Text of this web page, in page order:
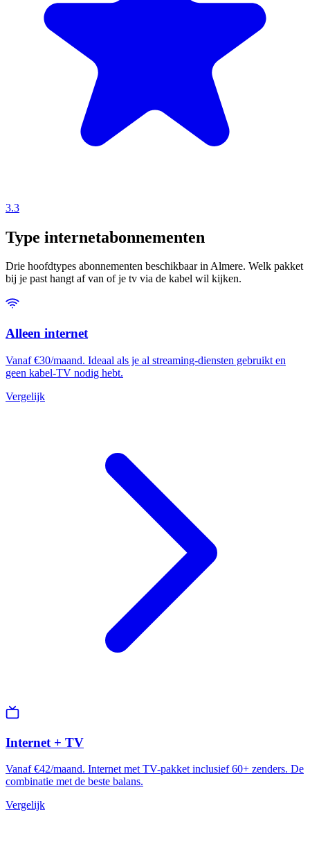
3.3
Type internetabonnementen
Drie hoofdtypes abonnementen beschikbaar in Almere. Welk pakket
bij je past hangt af van of je tv via de kabel wil kijken.
Alleen internet
Vanaf €30/maand. Ideaal als je al streaming-diensten gebruikt en
geen kabel-TV nodig hebt.
Vergelijk
Internet + TV
Vanaf €42/maand. Internet met TV-pakket inclusief 60+ zenders. De
combinatie met de beste balans.
Vergelijk